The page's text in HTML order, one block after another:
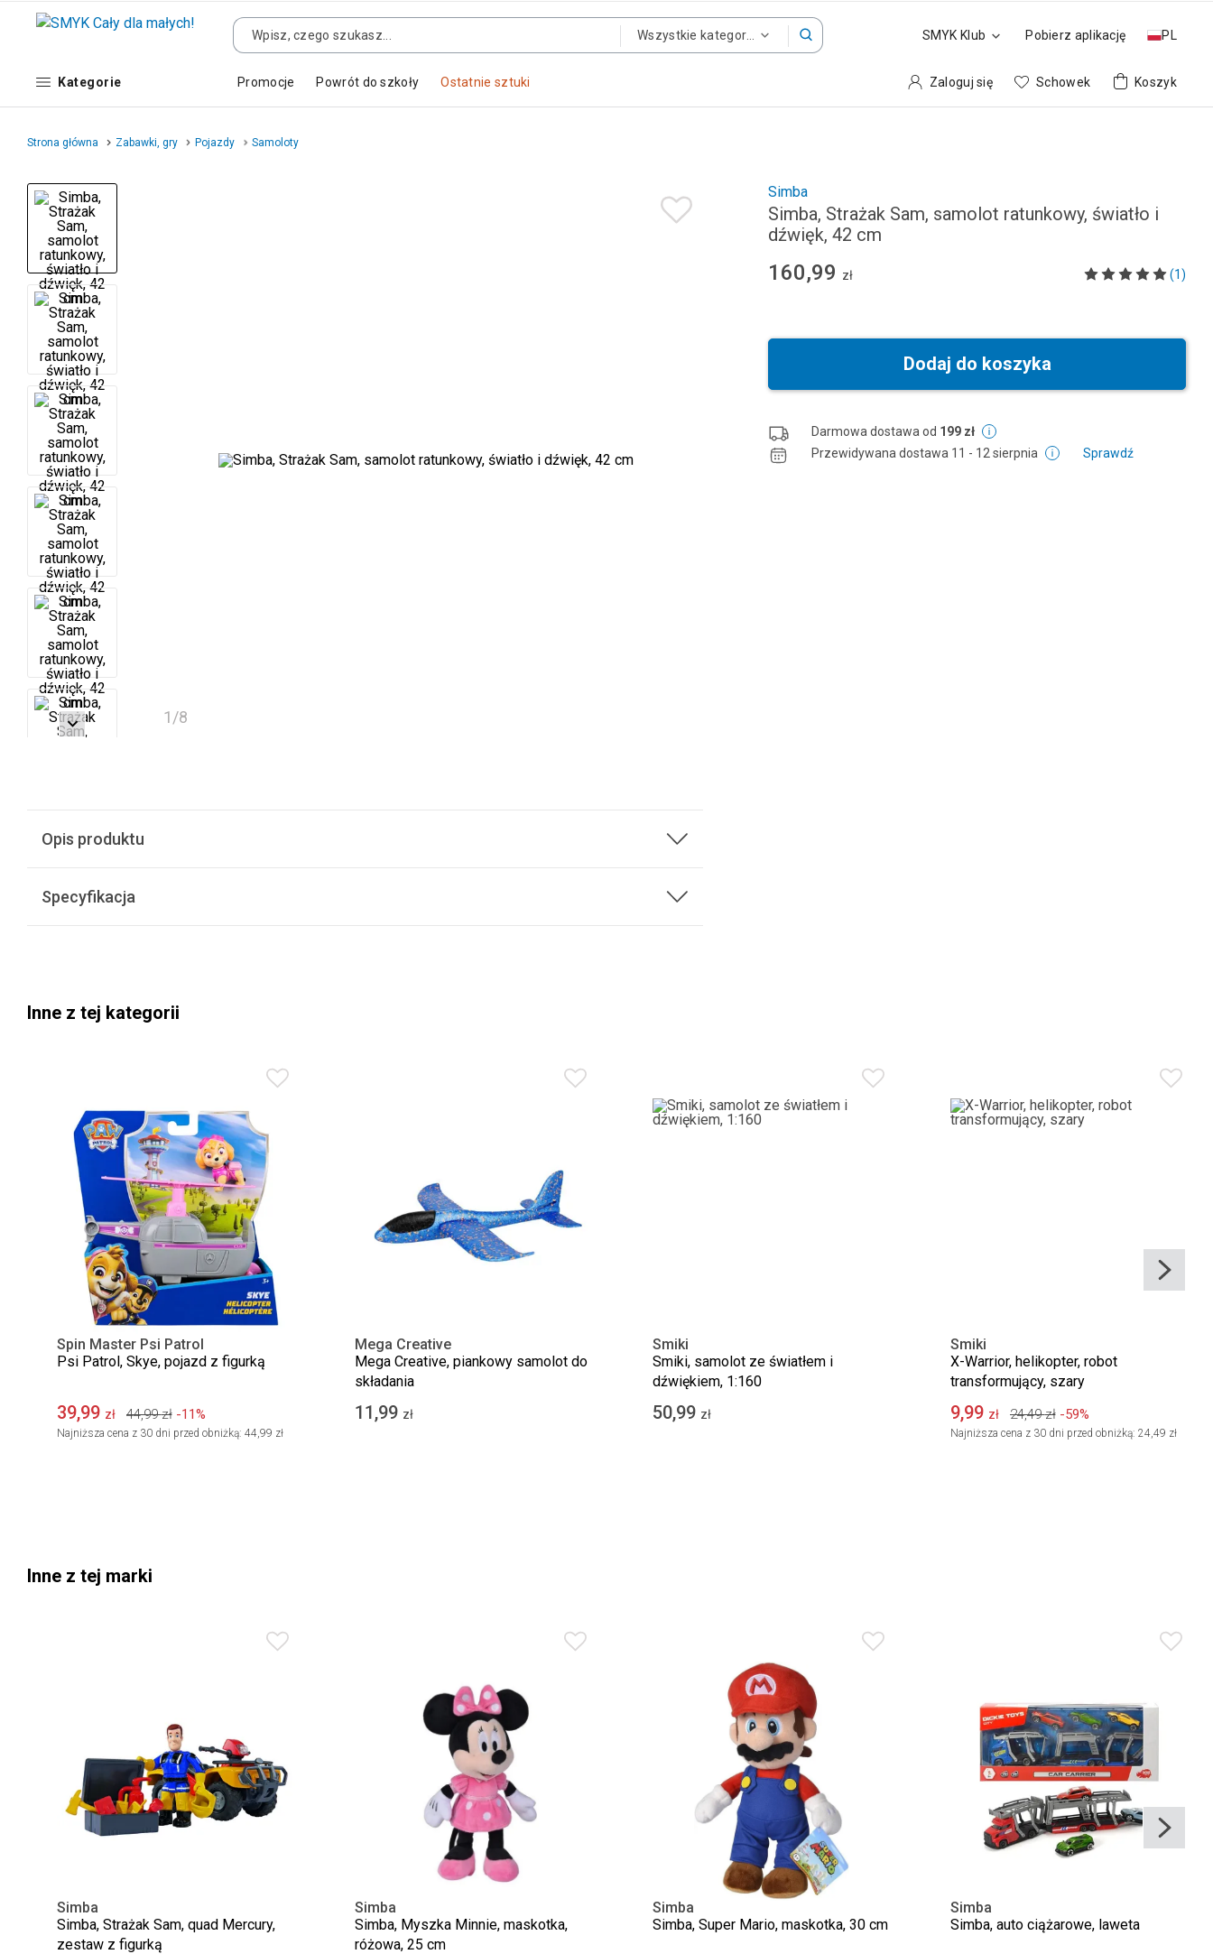
SMYK Klub Pobierz aplikację PL
Kategorie Promocje Powrót do szkoły Ostatnie sztuki Zaloguj się Schowek Koszyk
Strona główna Zabawki, gry Pojazdy Samoloty
1/8
Opis produktu
Specyfikacja
Simba
Simba, Strażak Sam, samolot ratunkowy, światło i
dźwięk, 42 cm
160,99 zł (1)
Dodaj do koszyka
Darmowa dostawa od 199 zł
Przewidywana dostawa 11 - 12 sierpnia Sprawdź
Inne z tej kategorii
Spin Master Psi Patrol
Psi Patrol, Skye, pojazd z figurką
39,99 zł 44,99 zł -11%
Najniższa cena z 30 dni przed obniżką: 44,99 zł
Mega Creative
Mega Creative, piankowy samolot do
składania
11,99 zł
Smiki
Smiki, samolot ze światłem i
dźwiękiem, 1:160
50,99 zł
Smiki
X-Warrior, helikopter, robot
transformujący, szary
9,99 zł 24,49 zł -59%
Najniższa cena z 30 dni przed obniżką: 24,49 zł
Inne z tej marki
Simba
Simba, Strażak Sam, quad Mercury,
zestaw z figurką
Simba
Simba, Myszka Minnie, maskotka,
różowa, 25 cm
Simba
Simba, Super Mario, maskotka, 30 cm
Simba
Simba, auto ciążarowe, laweta